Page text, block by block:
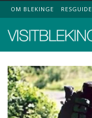
Top Menu
OM BLEKINGE RESGUIDE